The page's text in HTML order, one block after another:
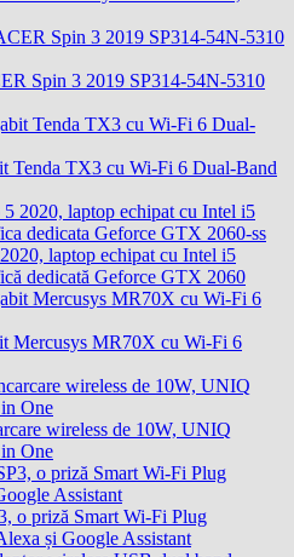
Spin 3 2019 SP314-54N-5310
Tenda TX3 cu Wi-Fi 6 Dual-Band
laptop echipat cu Intel i5
dedicată Geforce GTX 2060
Mercusys MR70X cu Wi-Fi 6
wireless de 10W, UNIQ
One
o priză Smart Wi-Fi Plug
și Google Assistant